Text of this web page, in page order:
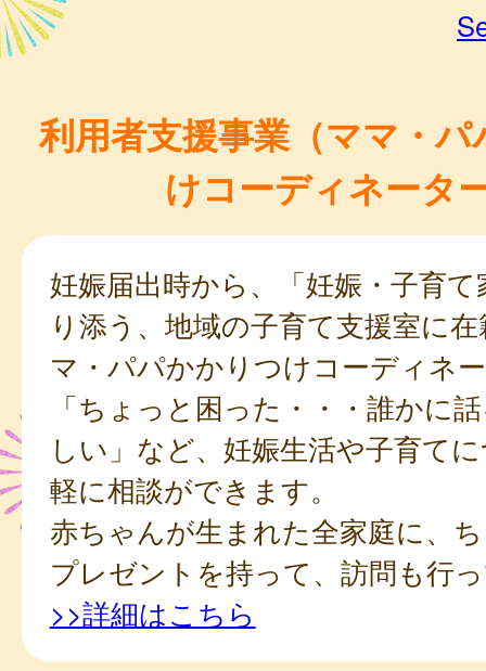
利用者支援事業（ママ・
けコーディネータ
妊娠届出時から、「妊娠・子育
り添う、地域の子育て支援室に
マ・パパかかりつけコーディネ
「ちょっと困った・・・誰かに
しい」など、妊娠生活や子育て
軽に相談ができます。
赤ちゃんが生まれた全家庭に、
プレゼントを持って、訪問も行
>>詳細はこちら